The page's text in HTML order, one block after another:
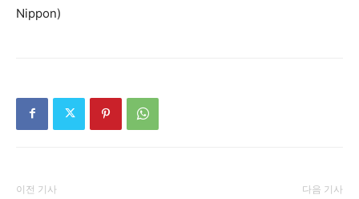
Nippon)
이전 기사 다음 기사